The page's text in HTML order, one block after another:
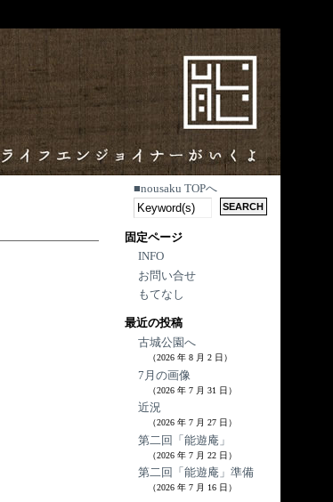
■nousaku TOPへ
固定ページ
INFO
お問い合せ
もてなし
最近の投稿
古城公園へ
（2026 年 8 月 2 日）
7月の画像
（2026 年 7 月 31 日）
近況
（2026 年 7 月 27 日）
第二回「能遊庵」
（2026 年 7 月 22 日）
第二回「能遊庵」準備
（2026 年 7 月 16 日）